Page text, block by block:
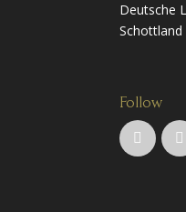
Deutsche
Follow